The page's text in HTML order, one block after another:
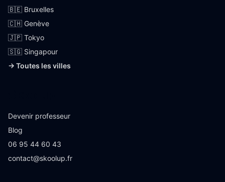
🇧🇪 Bruxelles
🇨🇭 Genève
🇯🇵 Tokyo
🇸🇬 Singapour
→ Toutes les villes
Devenir professeur
Blog
06 95 44 60 43
contact@skoolup.fr